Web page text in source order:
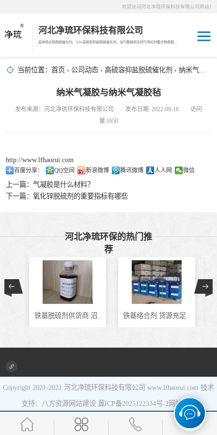
欢迎访问河北净琉环保科技有限公司网站！
河北净琉环保科技有限公司
高效络合铁脱硫催化剂、JLH-高硫容抑盐脱硫催化剂、油气集输用天然气净化剂螯合物类脱硫剂，液相氧化还原脱硫催化剂、液相氧化还原脱硫补充剂、液相氧化还原脱硫溶液分散剂、JL-12活化MDEA脱碳剂、JL-14深度脱碳剂、沼气脱硫剂、焦油破乳剂
当前位置： 首页 › 公司动态 › 高硫容抑盐脱硫催化剂 › 纳米气凝胶与纳米气凝胶毡
纳米气凝胶与纳米气凝胶毡
发布来源：河北净琉环保科技有限公司 发布日期: 2022-09-18 访问
量:1650
http://www.lfhaorui.com
百度分享： QQ空间 新浪微博 腾讯微博 人人网 微信
上一篇： 气凝胶是什么材料？
下一篇： 氧化锌脱硫剂的重要指标有哪些
河北净琉环保的热门推
荐
铁基脱硫剂供货商 沼.. 铁基络合剂 货源充足..
Copyright 2021-2021 河北净琉环保科技有限公司 www.lfhaorui.com 技术
支持：八方资源 网站建设 冀ICP备2025122334号-2 网站地图
天然气脱碳剂
剂
天然气脱硫剂
羰基硫脱除催化
高硫容抑盐脱硫
催化剂
液相氧化还原脱
液相氧化还原脱
硫补充剂
油气集输用天然
气净化剂螯合物
硫酸锰系复合型